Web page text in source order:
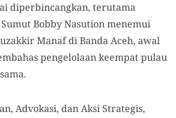
diperbincangkan, terutama
Bobby Nasution menemui
Manaf di Banda Aceh, awal
pengelolaan keempat pulau
Advokasi, dan Aksi Strategis,